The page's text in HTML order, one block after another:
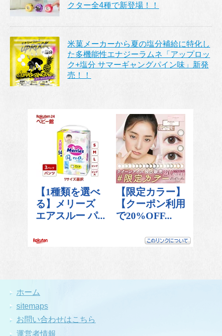
クター全4種で新登場！！
米菓メーカーから夏の塩分補給に特化し
た多機能性エナジーラムネ「アップロッ
ク+塩分 サマーギャングパイン味」新発
売！！
ホーム
sitemaps
お問い合わせはこちら
運営者情報